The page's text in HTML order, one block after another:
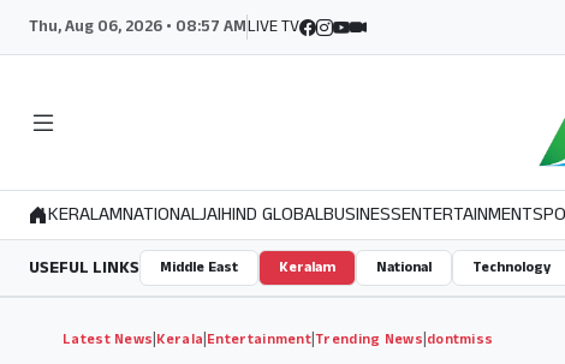
Thu, Aug 06, 2026 • 08:57 AMLIVE TV
KERALAMNATIONALJAIHIND GLOBALBUSINESSENTERTAINMENT
USEFUL LINKS Middle East Keralam National Technology
Latest News|Kerala|Entertainment|Trending News|dontmiss